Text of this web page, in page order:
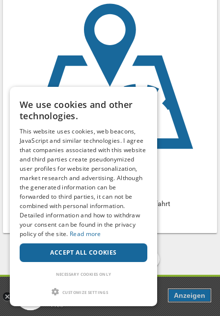
Friedhof am Fließtal
Parking lot
Waidmannsluster Damm, kurz vor Autobahnauffahrt
Berlin-Berlin
Dating, Chat & more
Free
Anzeigen
We use cookies and other
technologies.
This website uses cookies, web beacons,
JavaScript and similar technologies. I agree
that companies associated with this website
and third parties create pseudonymized
user profiles for website personalization,
market research and advertising. Although
the generated information can be
forwarded to third parties, it can not be
combined with personal information.
Detailed information and how to withdraw
your consent can be found in the privacy
policy of the site. Read more
ACCEPT ALL COOKIES
NECESSARY COOKIES ONLY
CUSTOMIZE SETTINGS